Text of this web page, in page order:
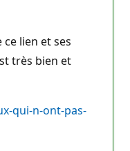
lien et ses
très bien et
qui-n-ont-pas-